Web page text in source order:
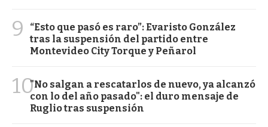
9
“Esto que pasó es raro”: Evaristo González
tras la suspensión del partido entre
Montevideo City Torque y Peñarol
10"No salgan a rescatarlos de nuevo, ya alcanzó
con lo del año pasado": el duro mensaje de
Ruglio tras suspensión